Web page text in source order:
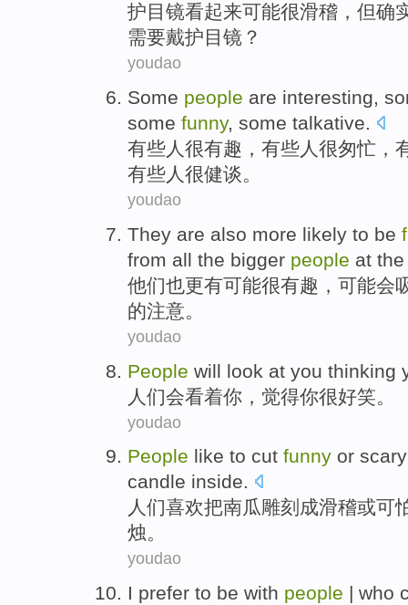
护目镜看起来可能很滑稽 ， 但确
需要戴护目镜？
youdao
Some people are interesting,
some funny, some talkative.
有些人 很有趣，有些人很匆忙 ，
有些人很健谈。
youdao
They are also more likely to be
from all the bigger people at
他们也更有可能很有趣， 可能会
的注意。
youdao
People will look at you thinking
人们会看着你 ， 觉得你很好笑。
youdao
People like to cut funny or scary
candle inside.
人们喜欢把南瓜雕刻 成滑稽或可
烛。
youdao
I prefer to be with people | who